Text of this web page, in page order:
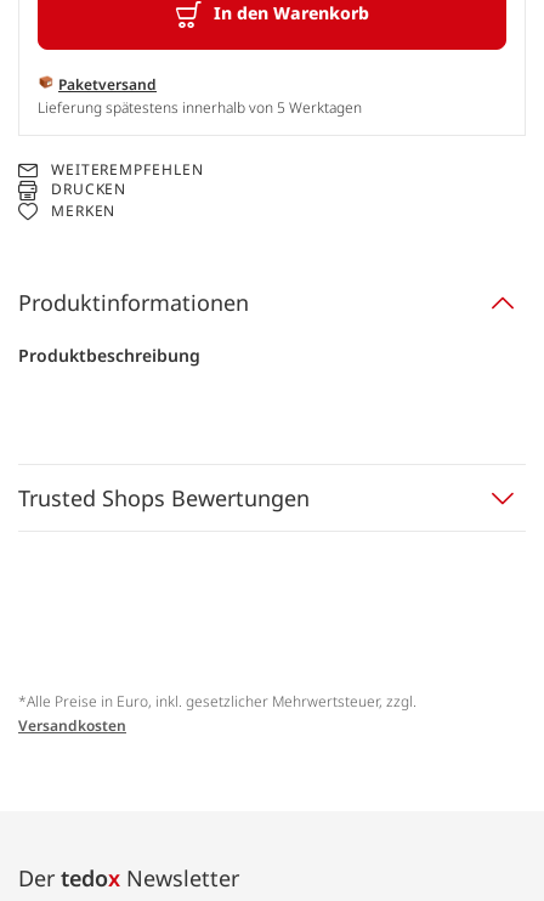
In den Warenkorb
Paketversand
Lieferung spätestens innerhalb von 5 Werktagen
WEITEREMPFEHLEN
DRUCKEN
MERKEN
Produktinformationen
Produktbeschreibung
Trusted Shops Bewertungen
*Alle Preise in Euro, inkl. gesetzlicher Mehrwertsteuer, zzgl.
Versandkosten
Der tedox Newsletter